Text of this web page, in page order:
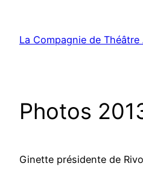
contenu
La Compagnie de
Photos
Ginette présidente de